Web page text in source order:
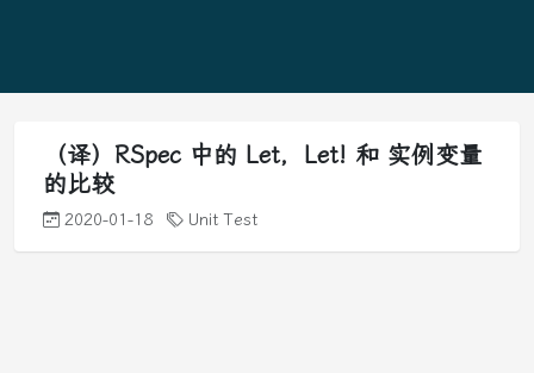
（译）RSpec 中的 Let，Let! 和 实例变量
的比较
2020-01-18 Unit Test